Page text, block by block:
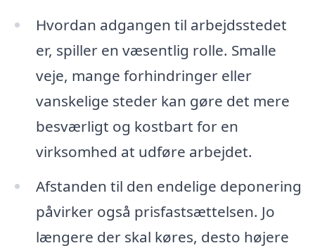
Hvordan adgangen til arbejdsstedet
er, spiller en væsentlig rolle. Smalle
veje, mange forhindringer eller
vanskelige steder kan gøre det mere
besværligt og kostbart for en
virksomhed at udføre arbejdet.
Afstanden til den endelige deponering
påvirker også prisfastsættelsen. Jo
længere der skal køres, desto højere